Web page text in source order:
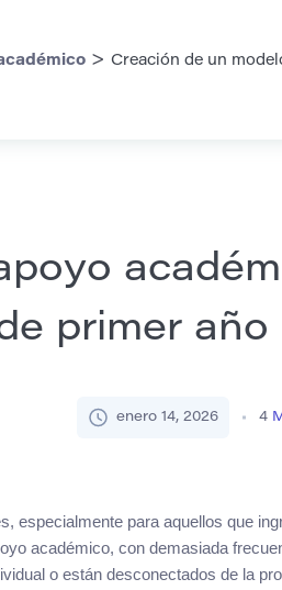
> Creación de un
primer año
enero 14, 2026 4
especialmente para aquellos que
académico, con demasiada
o están desconectados de la